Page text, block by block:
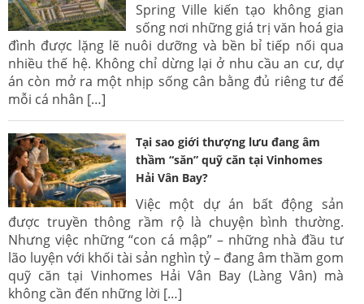
Spring Ville kiến tạo không gian
sống nơi những giá trị văn hoá gia
đình được lặng lẽ nuôi dưỡng và bền bỉ tiếp nối qua
nhiều thế hệ. Không chỉ dừng lại ở nhu cầu an cư, dự
án còn mở ra một nhịp sống cân bằng đủ riêng tư để
mỗi cá nhân […]
Tại sao giới thượng lưu đang âm
thầm “săn” quỹ căn tại Vinhomes
Hải Vân Bay?
Việc một dự án bất động sản
được truyền thông rầm rộ là chuyện bình thường.
Nhưng việc những “con cá mập” – những nhà đầu tư
lão luyện với khối tài sản nghìn tỷ – đang âm thầm gom
quỹ căn tại Vinhomes Hải Vân Bay (Làng Vân) mà
không cần đến những lời […]